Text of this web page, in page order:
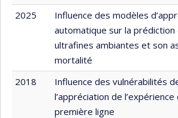
2025
Influence des modèles
automatique sur la prédiction
ultrafines ambiantes et son
mortalité
2018
Influence des vulnérabilités
l’appréciation de
première ligne